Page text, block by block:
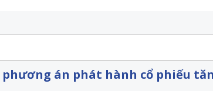
phương án phát hành cổ phiếu